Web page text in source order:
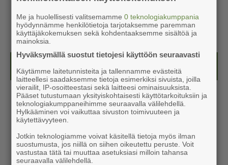
Näköislehdet
Me ja huolellisesti valitsemamme0 teknologiakumppania
hyödynnämme henkilötietoja tarjotaksemme paremman
käyttäjäkokemuksen sekä kohdentaaksemme sisältöä ja
mainoksia.
Hyväksymällä suostut tietojesi käyttöön seuraavasti
Käytämme laitetunnisteita ja tallennamme evästeitä
laitteellesi saadaksemme tietoja esimerkiksi sivuista, joilla
vierailit, IP-osoitteestasi sekä laitteesi ominaisuuksista.
Pääset tutustumaan yksityiskohtaisesti käyttötarkoituksiin ja
teknologiakumppaneihimme seuraavalla välilehdellä.
Hylkääminen voi vaikuttaa sivuston toimivuuteen ja
käytettävyyteen.
Jotkin teknologiamme voivat käsitellä tietoja myös ilman
suostumusta, jos niillä on siihen oikeutettu peruste. Voit
vastustaa tätä tai muuttaa asetuksiasi milloin tahansa
seuraavalla välilehdellä.